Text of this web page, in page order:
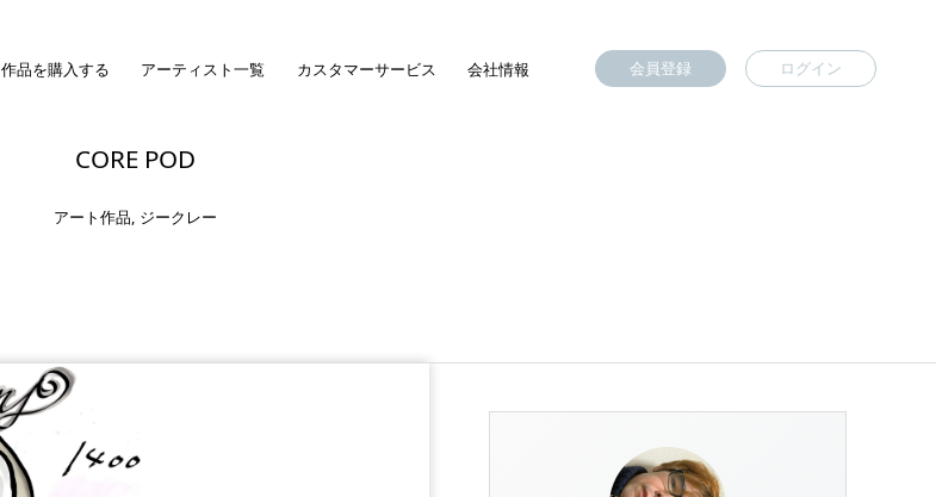
作品を購入する アーティスト一覧 カスタマーサービス 会社情報 会員登録 ログイン
CORE POD
アート作品, ジークレー